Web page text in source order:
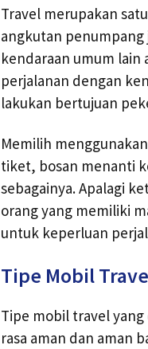
Travel merupakan
angkutan penumpang
kendaraan umum lain
perjalanan dengan
lakukan bertujuan
Memilih
tiket, bosan menanti
sebagainya. Apalagi
orang yang memiliki
untuk keperluan
Tipe Mobil
Tipe mobil travel
rasa aman dan aman